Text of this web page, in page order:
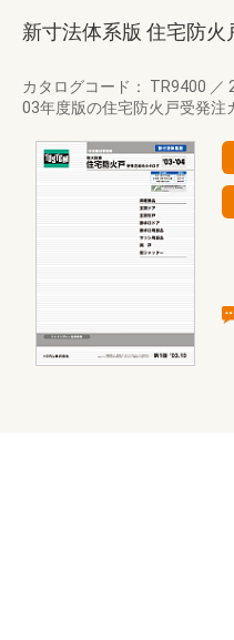
新寸法体系版 住宅防
カタログコード： TR9400 ／
03年度版の住宅防火戸受発注